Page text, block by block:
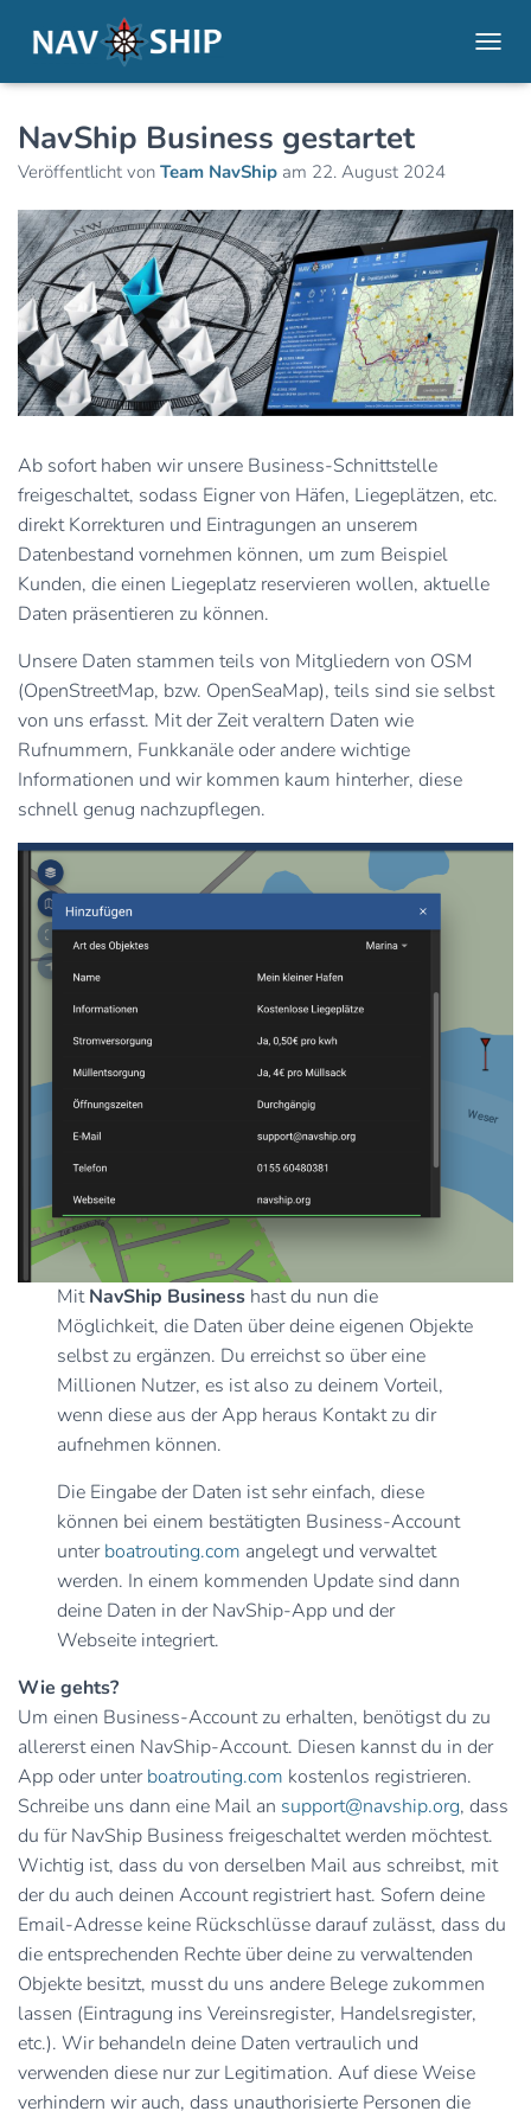
NavShip Business gestartet
Veröffentlicht von Team NavShip am 22. August 2024
Ab sofort haben wir unsere Business-Schnittstelle
freigeschaltet, sodass Eigner von Häfen, Liegeplätzen, etc.
direkt Korrekturen und Eintragungen an unserem
Datenbestand vornehmen können, um zum Beispiel
Kunden, die einen Liegeplatz reservieren wollen, aktuelle
Daten präsentieren zu können.
Unsere Daten stammen teils von Mitgliedern von OSM
(OpenStreetMap, bzw. OpenSeaMap), teils sind sie selbst
von uns erfasst. Mit der Zeit veraltern Daten wie
Rufnummern, Funkkanäle oder andere wichtige
Informationen und wir kommen kaum hinterher, diese
schnell genug nachzupflegen.
MitNavShip Business hast du nun die
Möglichkeit, die Daten über deine eigenen Objekte
selbst zu ergänzen. Du erreichst so über eine
Millionen Nutzer, es ist also zu deinem Vorteil,
wenn diese aus der App heraus Kontakt zu dir
aufnehmen können.
Die Eingabe der Daten ist sehr einfach, diese
können bei einem bestätigten Business-Account
unterboatrouting.com angelegt und verwaltet
werden. In einem kommenden Update sind dann
deine Daten in der NavShip-App und der
Webseite integriert.
Wie gehts?
Um einen Business-Account zu erhalten, benötigst du zu
allererst einen NavShip-Account. Diesen kannst du in der
App oder unterboatrouting.com kostenlos registrieren.
Schreibe uns dann eine Mail an support@navship.org, dass
du für NavShip Business freigeschaltet werden möchtest.
Wichtig ist, dass du von derselben Mail aus schreibst, mit
der du auch deinen Account registriert hast. Sofern deine
Email-Adresse keine Rückschlüsse darauf zulässt, dass du
die entsprechenden Rechte über deine zu verwaltenden
Objekte besitzt, musst du uns andere Belege zukommen
lassen (Eintragung ins Vereinsregister, Handelsregister,
etc.). Wir behandeln deine Daten vertraulich und
verwenden diese nur zur Legitimation. Auf diese Weise
verhindern wir auch, dass unauthorisierte Personen die